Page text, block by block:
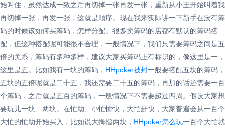
始叫住，虽然达成一致之后再切掉一张再发一张，重新从小王开始叫着我
再切掉一张，再发一张，这就是顺序。现在我来实际讲一下新手在没有筹
码的时候该如何买筹码，怎样分配。很多卖筹码的店都有默认的筹码搭
配，但这种搭配呢可能很不合理，一般情况下，我们只需要筹码之间是五
倍的关系，筹码有多种多样，建议大家买筹码上有标识的，像这里是一，
这里是五。比如我有一块的筹码， HHpoker被封一般要搭配五块的筹码，
五块的五倍呢就是二十五，我还需要二十五的筹码，再加的话还需要一百
个筹码，之后就是五百的筹码，一般情况下不需要超过四周。假设大家想
要玩儿一块、两块。在忙助、小忙愉快，大忙赶快，大家普遍会从一百个
大忙的忙助开始买入，比如说大拇指两块， HHpoker怎么玩一百个大忙就